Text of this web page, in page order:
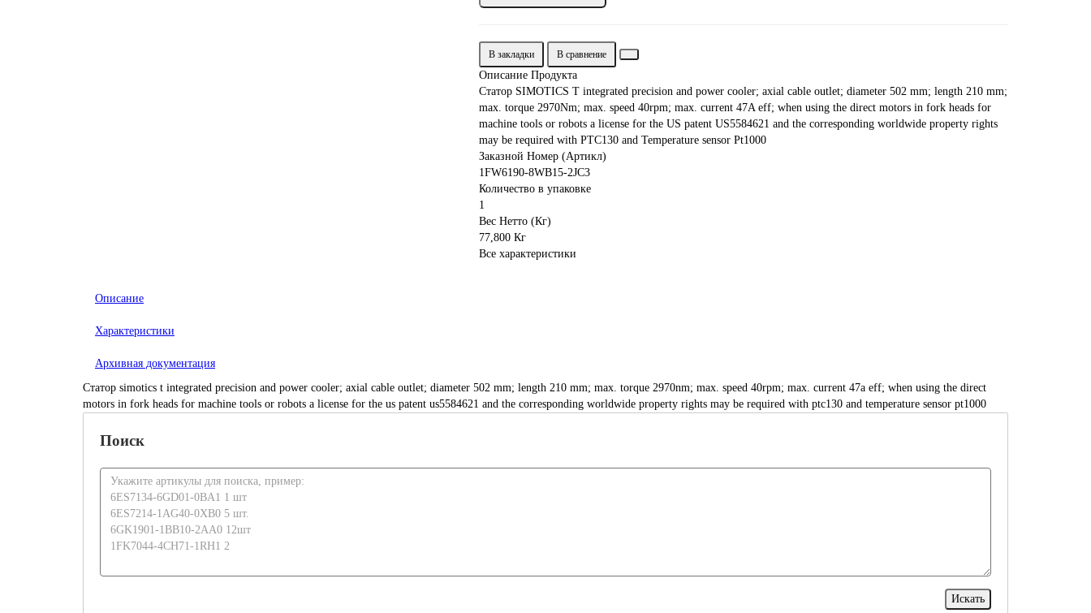
В закладки В сравнение
Описание Продукта
Статор SIMOTICS T integrated precision and power cooler; axial cable outlet; diameter 502 mm; length 210 mm;
max. torque 2970Nm; max. speed 40rpm; max. current 47A eff; when using the direct motors in fork heads for
machine tools or robots a license for the US patent US5584621 and the corresponding worldwide property rights
may be required with PTC130 and Temperature sensor Pt1000
Заказной Номер (Артикл)
1FW6190-8WB15-2JC3
Количество в упаковке
1
Вес Нетто (Кг)
77,800 Кг
Все характеристики
Описание
Характеристики
Архивная документация
Статор simotics t integrated precision and power cooler; axial cable outlet; diameter 502 mm; length 210 mm; max. torque 2970nm; max. speed 40rpm; max. current 47a eff; when using the direct
motors in fork heads for machine tools or robots a license for the us patent us5584621 and the corresponding worldwide property rights may be required with ptc130 and temperature sensor pt1000
Поиск